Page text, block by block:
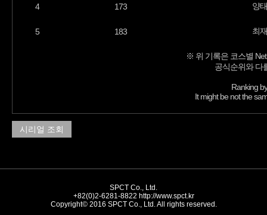
4 173 양
5 183 최
※ 위 기록은 코스별
공식순위와 다
Ranking
It might be not the
시리얼 조회
SPCT Co., Ltd.
+82(0)2-6281-8822 http://www.spct.kr
Copyright© 2016 SPCT Co., Ltd. All rights reserved.